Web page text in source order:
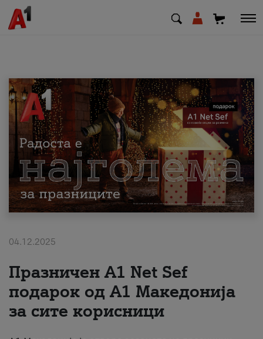
МК EN SQ
Приватни Деловни
Поддршка
Надополни кредит
За нас
#ПодобарОнлајн
04.12.2025
Празничен A1 Net Sеf
подарок од А1 Македонија
за сите корисници